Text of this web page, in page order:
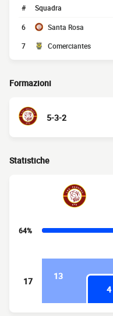
# Squadra
6 Santa Rosa
7
Comerciantes
Formazioni
5-3-2
Statistiche
64%
17 13
4